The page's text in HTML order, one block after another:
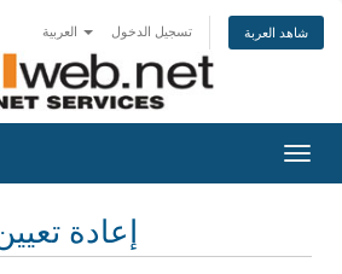
تسجيل الدخول شاهد العربة
إعادة